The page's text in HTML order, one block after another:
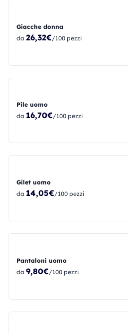
Giacche donna
da 26,32€/100 pezzi
Pile uomo
da 16,70€/100 pezzi
Gilet uomo
da 14,05€/100 pezzi
Pantaloni uomo
da 9,80€/100 pezzi